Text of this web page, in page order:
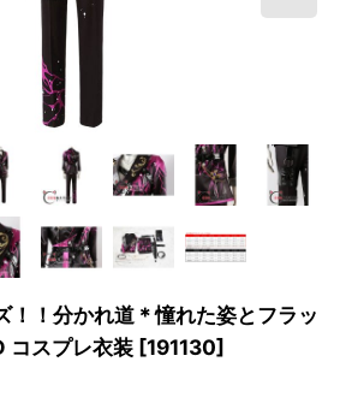
！！分かれ道＊憧れた姿とフラッ
コスプレ衣装 [191130]